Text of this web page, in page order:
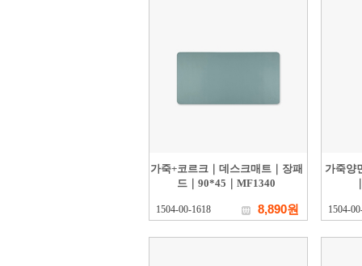
가죽+코르크｜데스크매트｜장패
드｜90*45｜MF1340
1504-00-1618 8,890원
가죽양
1504-